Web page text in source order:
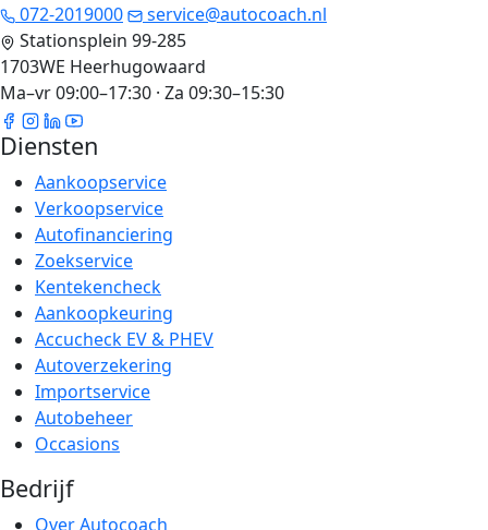
072-2019000
service@autocoach.nl
Stationsplein 99-285
1703WE Heerhugowaard
Ma–vr 09:00–17:30 · Za 09:30–15:30
Diensten
Aankoopservice
Verkoopservice
Autofinanciering
Zoekservice
Kentekencheck
Aankoopkeuring
Accucheck EV & PHEV
Autoverzekering
Importservice
Autobeheer
Occasions
Bedrijf
Over Autocoach